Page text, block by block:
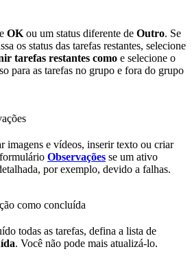
OK ou um status diferente de Outro. Se
os status das tarefas restantes, selecione
tarefas restantes como e selecione o
para as tarefas no grupo e fora do grupo
imagens e vídeos, inserir texto ou criar
Observações se um ativo
por exemplo, devido a falhas.
como concluída
todas as tarefas, defina a lista de
. Você não pode mais atualizá-lo.